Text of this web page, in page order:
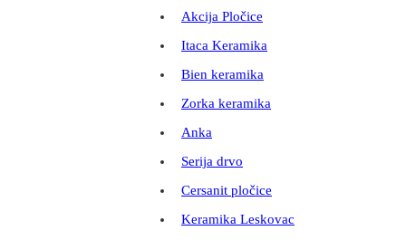
Akcija Pločice
Itaca Keramika
Bien keramika
Zorka keramika
Anka
Serija drvo
Cersanit pločice
Keramika Leskovac